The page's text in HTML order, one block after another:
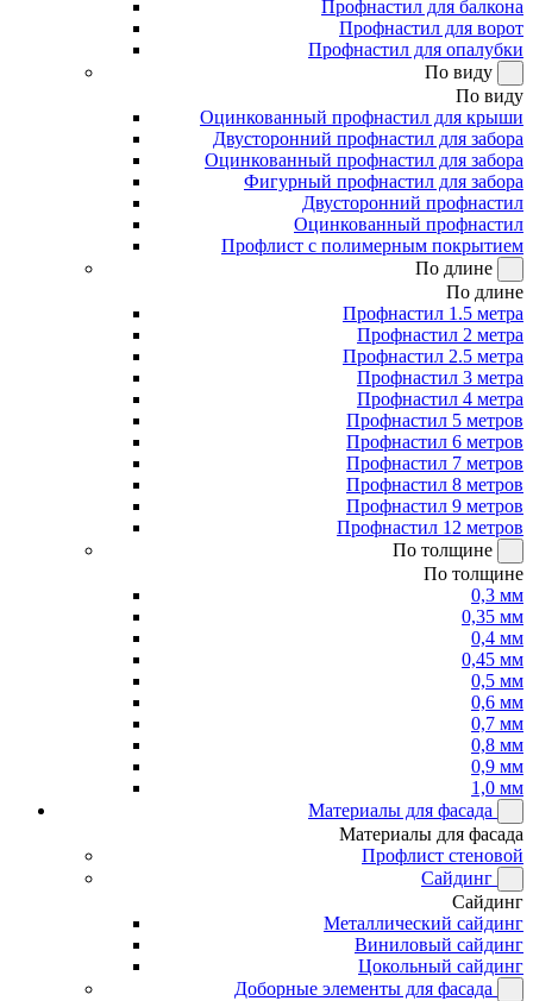
Профнастил для балкона
Профнастил для ворот
Профнастил для опалубки
По виду
По виду
Оцинкованный профнастил для крыши
Двусторонний профнастил для забора
Оцинкованный профнастил для забора
Фигурный профнастил для забора
Двусторонний профнастил
Оцинкованный профнастил
Профлист с полимерным покрытием
По длине
По длине
Профнастил 1.5 метра
Профнастил 2 метра
Профнастил 2.5 метра
Профнастил 3 метра
Профнастил 4 метра
Профнастил 5 метров
Профнастил 6 метров
Профнастил 7 метров
Профнастил 8 метров
Профнастил 9 метров
Профнастил 12 метров
По толщине
По толщине
0,3 мм
0,35 мм
0,4 мм
0,45 мм
0,5 мм
0,6 мм
0,7 мм
0,8 мм
0,9 мм
1,0 мм
Материалы для фасада
Материалы для фасада
Профлист стеновой
Сайдинг
Сайдинг
Металлический сайдинг
Виниловый сайдинг
Цокольный сайдинг
Доборные элементы для фасада